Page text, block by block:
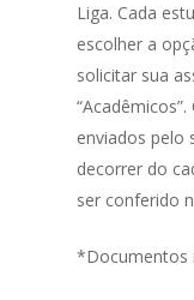
Liga. Cada
escolher a
solicitar sua
enviados pelo
decorrer do
ser conferido
*Documentos